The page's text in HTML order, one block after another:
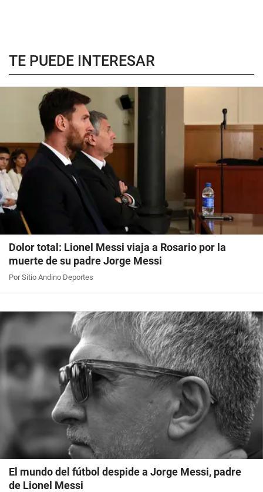
TE PUEDE INTERESAR
Dolor total: Lionel Messi viaja a Rosario por la
muerte de su padre Jorge Messi
Por Sitio Andino Deportes
El mundo del fútbol despide a Jorge Messi, padre
de Lionel Messi